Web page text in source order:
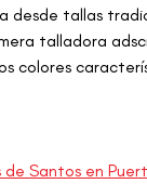
tallas
talladora
colores
Santos en